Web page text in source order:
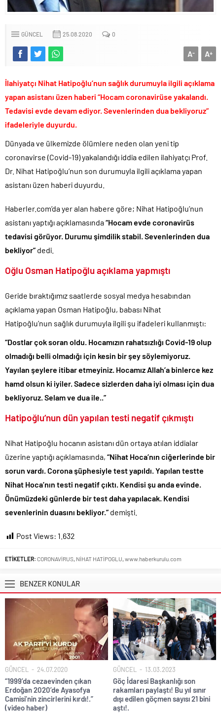
Sevgilisine “Ben Rüşvetsiz İş Yapamam” mesajı atan CHP’li
Başkanın skandal yazışmaları!.
Fenerbahçe Konyaspor maçında F-16 ile gövde gösterisi yapan
Türkiye’nin ilk kadın hava kuvvetleri paşası hayırlı olsun..
CHP’li Erdal Beşikçioğlu’nun uyuşturucu testi pozitif çıktı!.
Bay Kemal gibi şimdiden “İktidar Olamazsam İstifa Ederim” gazları
vermeye başladı!.
görevden uzaklaştırıldı!.
İngilizler 12. adamları Özgür Özel’i hazırlama telâşına düştü!.
Uğur Mumcu dosyası 33 yıl sonra yeniden açılıyor..
CHP Lideri Kılıçdaoğlu’ndan Terörsüz Türkiye sürecine destek
TÜİK kira zam oranını yüzde 31 olarak açıkladı..
tutuklama talebi..
Ekrem İmamoğlu dahil 53 ismin tutukluluğunun devamına karar
verildi..
Merkez Bankası’nın toplam rezervleri 164,4 milyar dolara yükseldi..
GÜNCEL 25.08.2020 0
A+
A-
İlahiyatçı Nihat Hatipoğlu’nun sağlık durumuyla ilgili açıklama
yapan asistanı üzen haberi “Hocam coronavirüse yakalandı.
Tedavisi evde devam ediyor. Sevenlerinden dua bekliyoruz”
ifadeleriyle duyurdu.
Dünyada ve ülkemizde ölümlere neden olan yeni tip
coronavirse (Covid-19) yakalandığı iddia edilen ilahiyatçı Prof.
Dr. Nihat Hatipoğlu’nun son durumuyla ilgili açıklama yapan
asistanı üzen haberi duyurdu.
Haberler.com’da yer alan habere göre; Nihat Hatipoğlu’nun
asistanı yaptığı açıklamasında“Hocam evde coronavirüs
tedavisi görüyor. Durumu şimdilik stabil. Sevenlerinden dua
bekliyor” dedi.
Oğlu Osman Hatipoğlu açıklama yapmıştı
Geride bıraktığımız saatlerde sosyal medya hesabından
açıklama yapan Osman Hatipoğlu, babası Nihat
Hatipoğlu’nun sağlık durumuyla ilgili şu ifadeleri kullanmıştı:
“Dostlar çok soran oldu. Hocamızın rahatsızlığı Covid-19 olup
olmadığı belli olmadığı için kesin bir şey söylemiyoruz.
Yayılan şeylere itibar etmeyiniz. Hocamız Allah’a binlerce kez
hamd olsun ki iyiler. Sadece sizlerden daha iyi olması için dua
bekliyoruz. Selam ve dua ile..”
Hatipoğlu’nun dün yapılan testi negatif çıkmıştı
Nihat Hatipoğlu hocanın asistanı dün ortaya atılan iddialar
üzerine yaptığı açıklamasında, “Nihat Hoca’nın ciğerlerinde bir
sorun vardı. Corona şüphesiyle test yapıldı. Yapılan testte
Nihat Hoca’nın testi negatif çıktı. Kendisi şu anda evinde.
Önümüzdeki günlerde bir test daha yapılacak. Kendisi
sevenlerinin duasını bekliyor.” demişti.
Post Views: 1.632
ETİKETLER: CORONAVİRUS NİHAT HATİPOGLU www.haberkurulu.com
BENZER KONULAR
GÜNCEL 24.07.2020
“1999’da cezaevinden çıkan
Erdoğan 2020’de Ayasofya
Camisi’nin zincirlerini kırdı!.”
(video haber)
GÜNCEL 13.03.2023
Göç İdaresi Başkanlığı son
rakamları paylaştı! Bu yıl sınır
dışı edilen göçmen sayısı 21 bini
aştı!.